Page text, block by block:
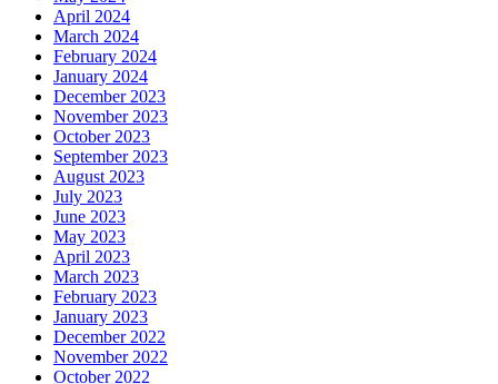
April 2024
March 2024
February 2024
January 2024
December 2023
November 2023
October 2023
September 2023
August 2023
July 2023
June 2023
May 2023
April 2023
March 2023
February 2023
January 2023
December 2022
November 2022
October 2022